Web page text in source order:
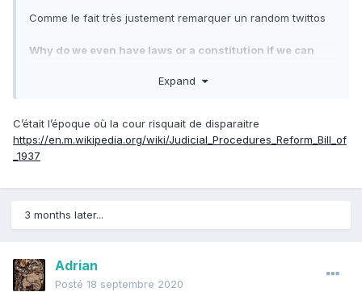
Comme le fait très justement remarquer un random twittos
Why do we even have laws or a constitution if we can
Expand
C’était l’époque où la cour risquait de disparaitre
https://en.m.wikipedia.org/wiki/Judicial_Procedures_Reform_Bill_of
_1937
3 months later...
Adrian
Posté 18 septembre 2020